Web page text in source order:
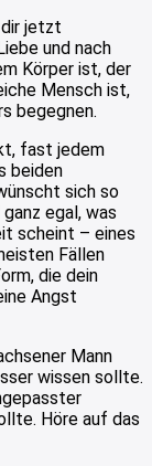
dir jetzt
und nach
Körper ist, der
Mensch ist,
begegnen.
fast jedem
beiden
sich so
egal, was
scheint – eines
Fällen
die dein
Angst
Mann
wissen sollte.
Höre auf das